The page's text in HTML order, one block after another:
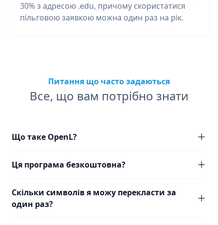
30% з адресою .edu, причому скористатися
пільговою заявкою можна один раз на рік.
Питання що часто задаються
Все, що вам потрібно знати
Що таке OpenL?
Ця програма безкоштовна?
Скільки символів я можу перекласти за
один раз?